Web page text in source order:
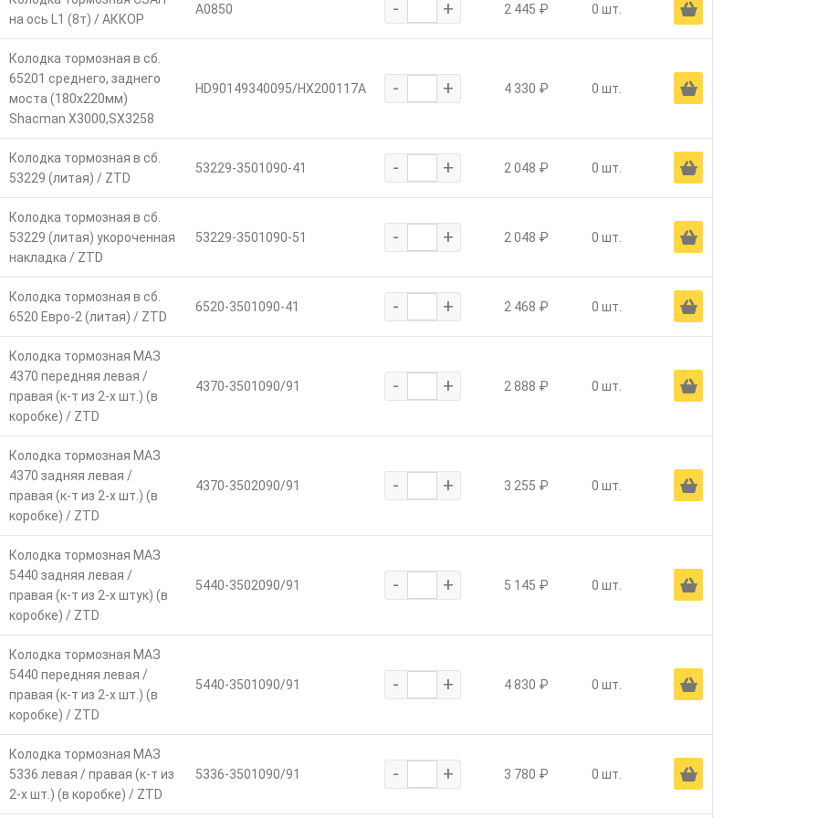
на ось L1 (8т) / АККОР
А0850 - + 2 445 ₽ 0 шт. Ä
Колодка тормозная в сб.
65201 среднего, заднего
моста (180х220мм)
Shacman X3000,SX3258
HD90149340095/HX200117A - + 4 330 ₽ 0 шт. Ä
Колодка тормозная в сб.
53229 (литая) / ZTD
53229-3501090-41 - + 2 048 ₽ 0 шт. Ä
Колодка тормозная в сб.
53229 (литая) укороченная
накладка / ZTD
53229-3501090-51 - + 2 048 ₽ 0 шт. Ä
Колодка тормозная в сб.
6520 Евро-2 (литая) / ZTD
6520-3501090-41 - + 2 468 ₽ 0 шт. Ä
Колодка тормозная МАЗ
4370 передняя левая /
правая (к-т из 2-х шт.) (в
коробке) / ZTD
4370-3501090/91 - + 2 888 ₽ 0 шт. Ä
Колодка тормозная МАЗ
4370 задняя левая /
правая (к-т из 2-х шт.) (в
коробке) / ZTD
4370-3502090/91 - + 3 255 ₽ 0 шт. Ä
Колодка тормозная МАЗ
5440 задняя левая /
правая (к-т из 2-х штук) (в
коробке) / ZTD
5440-3502090/91 - + 5 145 ₽ 0 шт. Ä
Колодка тормозная МАЗ
5440 передняя левая /
правая (к-т из 2-х шт.) (в
коробке) / ZTD
5440-3501090/91 - + 4 830 ₽ 0 шт. Ä
Колодка тормозная МАЗ
5336 левая / правая (к-т из
2-х шт.) (в коробке) / ZTD
5336-3501090/91 - + 3 780 ₽ 0 шт. Ä